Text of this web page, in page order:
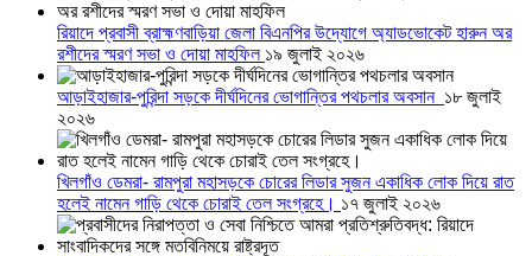
রিয়াদে প্রবাসী ব্রাহ্মণবাড়িয়া জেলা বিএনপির উদ্যোগে অ্যাডভোকেট হারুন অর
রশীদের স্মরণ সভা ও দোয়া মাহফিল ১৯ জুলাই ২০২৬
আড়াইহাজার-পুরিন্দা সড়কে দীর্ঘদিনের ভোগান্তির পথচলার অবসান ১৮ জুলাই
২০২৬
খিলগাঁও ডেমরা- রামপুরা মহাসড়কে চোরের লিডার সুজন একাধিক লোক দিয়ে রাত
হলেই নামেন গাড়ি থেকে চোরাই তেল সংগ্রহে। ১৭ জুলাই ২০২৬